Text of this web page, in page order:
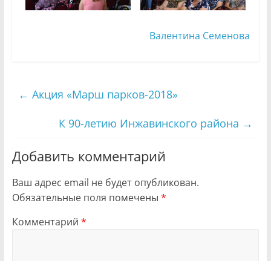
Валентина Семенова
← Акция «Марш парков-2018»
К 90-летию Инжавинского района →
Добавить комментарий
Ваш адрес email не будет опубликован.
Обязательные поля помечены *
Комментарий *